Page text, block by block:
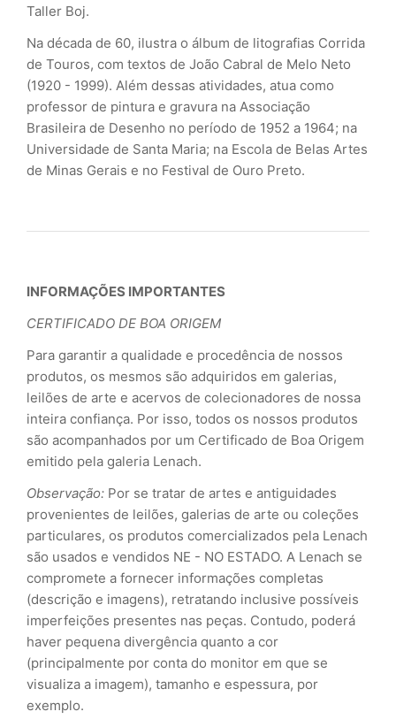
Taller Boj.
Na década de 60, ilustra o álbum de litografias Corrida
de Touros, com textos de João Cabral de Melo Neto
(1920 - 1999). Além dessas atividades, atua como
professor de pintura e gravura na Associação
Brasileira de Desenho no período de 1952 a 1964; na
Universidade de Santa Maria; na Escola de Belas Artes
de Minas Gerais e no Festival de Ouro Preto.
INFORMAÇÕES IMPORTANTES
CERTIFICADO DE BOA ORIGEM
Para garantir a qualidade e procedência de nossos
produtos, os mesmos são adquiridos em galerias,
leilões de arte e acervos de colecionadores de nossa
inteira confiança. Por isso, todos os nossos produtos
são acompanhados por um Certificado de Boa Origem
emitido pela galeria Lenach.
Observação: Por se tratar de artes e antiguidades
provenientes de leilões, galerias de arte ou coleções
particulares, os produtos comercializados pela Lenach
são usados e vendidos NE - NO ESTADO. A Lenach se
compromete a fornecer informações completas
(descrição e imagens), retratando inclusive possíveis
imperfeições presentes nas peças. Contudo, poderá
haver pequena divergência quanto a cor
(principalmente por conta do monitor em que se
visualiza a imagem), tamanho e espessura, por
exemplo.